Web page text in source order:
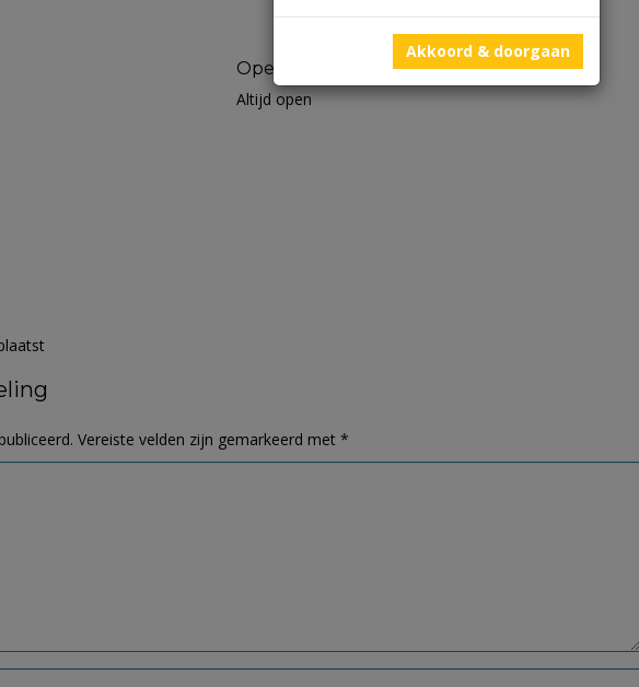
Openingstijden
Altijd open
Vereiste velden zijn gemarkeerd met *
Akkoord & doorgaan